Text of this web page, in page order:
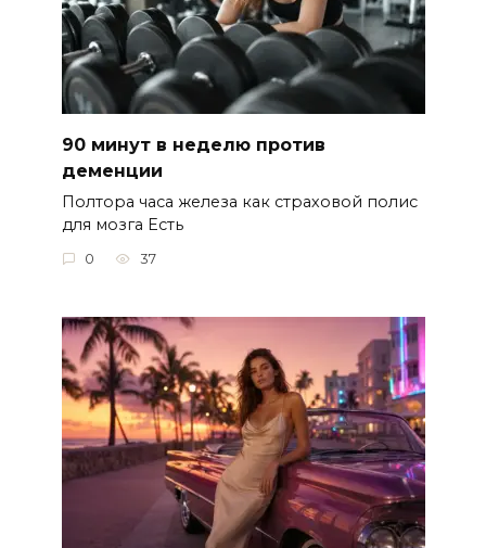
90 минут в неделю против
деменции
Полтора часа железа как страховой полис
для мозга Есть
0 37